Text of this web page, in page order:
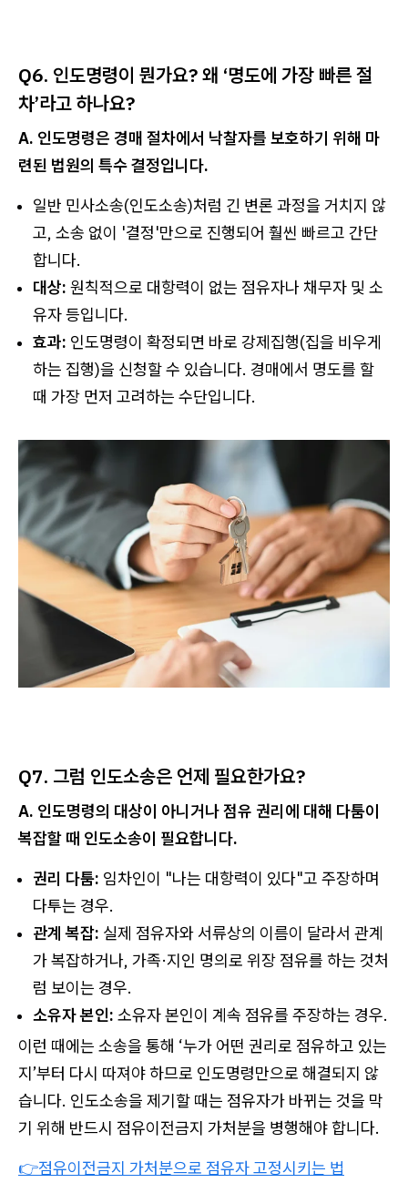
Q6. 인도명령이 뭔가요? 왜 ‘명도에 가장 빠른 절
차’라고 하나요?
A. 인도명령은 경매 절차에서 낙찰자를 보호하기 위해 마
련된 법원의 특수 결정입니다.
일반 민사소송(인도소송)처럼 긴 변론 과정을 거치지 않
고, 소송 없이 '결정'만으로 진행되어 훨씬 빠르고 간단
합니다.
대상: 원칙적으로 대항력이 없는 점유자나 채무자 및 소
유자 등입니다.
효과: 인도명령이 확정되면 바로 강제집행(집을 비우게
하는 집행)을 신청할 수 있습니다. 경매에서 명도를 할
때 가장 먼저 고려하는 수단입니다.
Q7. 그럼 인도소송은 언제 필요한가요?
A. 인도명령의 대상이 아니거나 점유 권리에 대해 다툼이
복잡할 때 인도소송이 필요합니다.
권리 다툼: 임차인이 "나는 대항력이 있다"고 주장하며
다투는 경우.
관계 복잡: 실제 점유자와 서류상의 이름이 달라서 관계
가 복잡하거나, 가족·지인 명의로 위장 점유를 하는 것처
럼 보이는 경우.
소유자 본인: 소유자 본인이 계속 점유를 주장하는 경우.
이런 때에는 소송을 통해 ‘누가 어떤 권리로 점유하고 있는
지’부터 다시 따져야 하므로 인도명령만으로 해결되지 않
습니다. 인도소송을 제기할 때는 점유자가 바뀌는 것을 막
기 위해 반드시 점유이전금지 가처분을 병행해야 합니다.
👉점유이전금지 가처분으로 점유자 고정시키는 법